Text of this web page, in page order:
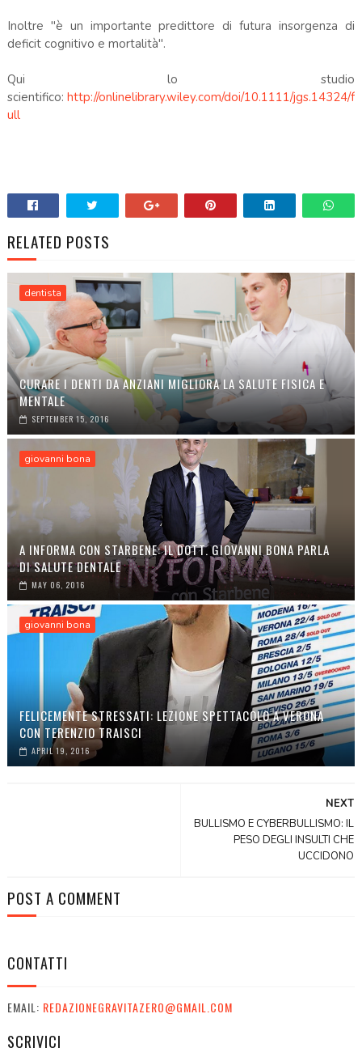
Inoltre "è un importante predittore di futura insorgenza di
deficit cognitivo e mortalità".
Qui lo studio
scientifico:http://onlinelibrary.wiley.com/doi/10.1111/jgs.14324/f
ull
RELATED POSTS
dentista
CURARE I DENTI DA ANZIANI MIGLIORA LA SALUTE FISICA E
MENTALE
SEPTEMBER 15, 2016
giovanni bona
A INFORMA CON STARBENE: IL DOTT. GIOVANNI BONA PARLA
DI SALUTE DENTALE
MAY 06, 2016
giovanni bona
FELICEMENTE STRESSATI: LEZIONE SPETTACOLO A VERONA
CON TERENZIO TRAISCI
APRIL 19, 2016
NEXT
BULLISMO E CYBERBULLISMO: IL
PESO DEGLI INSULTI CHE
UCCIDONO
POST A COMMENT
CONTATTI
EMAIL: REDAZIONEGRAVITAZERO@GMAIL.COM
SCRIVICI